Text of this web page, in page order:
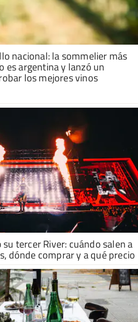
nacional: la sommelier más
es argentina y lanzó un
los mejores vinos
tercer River: cuándo salen a
dónde comprar y a qué precio